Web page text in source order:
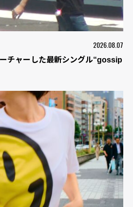
2026.08.07
チャーした最新シングル“gossip